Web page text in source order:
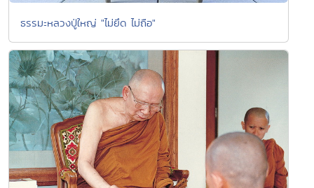
ธรรมะหลวงปู่ใหญ่ "ไม่ยึด ไม่ถือ"